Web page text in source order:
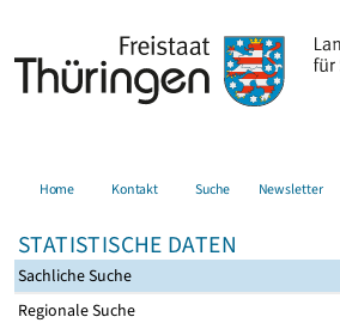
Home Kontakt Suche Newsletter
STATISTISCHE DATEN
Sachliche Suche
Regionale Suche